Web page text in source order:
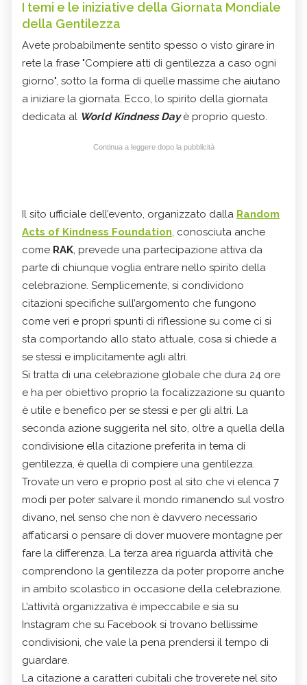
I temi e le iniziative della Giornata Mondiale
della Gentilezza
Avete probabilmente sentito spesso o visto girare in
rete la frase "Compiere atti di gentilezza a caso ogni
giorno", sotto la forma di quelle massime che aiutano
a iniziare la giornata. Ecco, lo spirito della giornata
dedicata al World Kindness Dayè proprio questo.
Continua a leggere dopo la pubblicità
Il sito ufficiale dell’evento, organizzato dalla Random
Acts of Kindness Foundation, conosciuta anche
come RAK, prevede una partecipazione attiva da
parte di chiunque voglia entrare nello spirito della
celebrazione. Semplicemente, si condividono
citazioni specifiche sull’argomento che fungono
come veri e propri spunti di riflessione su come ci si
sta comportando allo stato attuale, cosa si chiede a
se stessi e implicitamente agli altri.
Si tratta di una celebrazione globale che dura 24 ore
e ha per obiettivo proprio la focalizzazione su quanto
è utile e benefico per se stessi e per gli altri. La
seconda azione suggerita nel sito, oltre a quella della
condivisione ella citazione preferita in tema di
gentilezza, è quella di compiere una gentilezza.
Trovate un vero e proprio post al sito che vi elenca 7
modi per poter salvare il mondo rimanendo sul vostro
divano, nel senso che non è davvero necessario
affaticarsi o pensare di dover muovere montagne per
fare la differenza. La terza area riguarda attività che
comprendono la gentilezza da poter proporre anche
in ambito scolastico in occasione della celebrazione.
L’attività organizzativa è impeccabile e sia su
Instagram che su Facebook si trovano bellissime
condivisioni, che vale la pena prendersi il tempo di
guardare.
La citazione a caratteri cubitali che troverete nel sito